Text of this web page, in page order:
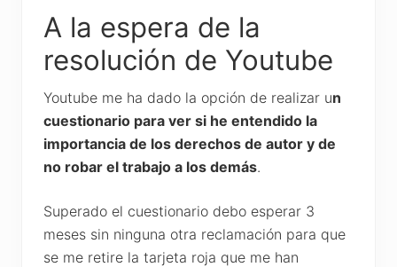
A la espera de la
resolución de Youtube
Youtube me ha dado la opción de realizar un
cuestionario para ver si he entendido la
importancia de los derechos de autor y de
no robar el trabajo a los demás.
Superado el cuestionario debo esperar 3
meses sin ninguna otra reclamación para que
se me retire la tarjeta roja que me han